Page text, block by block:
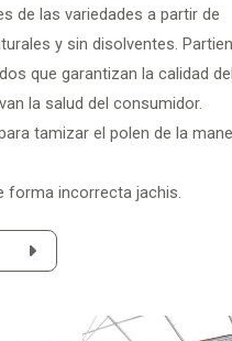
de las variedades a partir de
y sin disolventes.
que garantizan la calidad del
la salud del consumidor.
tamizar el polen de la
forma incorrecta jachis.